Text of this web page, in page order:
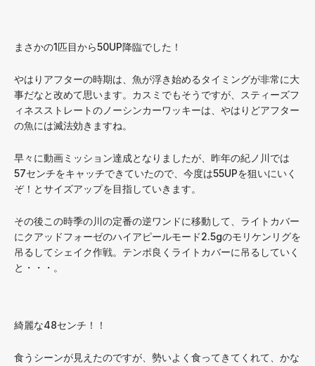
まさかの1匹目から50UP降臨でした！
やはりアフターの時期は、魚が浮き始めるタイミングが非常に大
事だなと改めて思います。カスミでもそうですが、スティーズフ
ィネスストレートのノーシンカーワッキーは、やはりどアフター
の魚には滅法効きますね。
早々に動画ミッション達成となりましたが、昨年の紀ノ川では
57センチをキャッチできていたので、今度は55UPを狙いにいく
ぞ！とサイズアップを目指していきます。
その後この時季の川の定番の逆ワンドに移動して、ライトカバー
にクアッドフォーゼのハイアピールモード2.5gのモリケンリグを
吊るしてシェイク作戦。テンポ良くライトカバーに吊るしていく
と・・・。
綺麗な48センチ！！
食うシーンが見えたのですが、勢いよく食ってきてくれて、かな